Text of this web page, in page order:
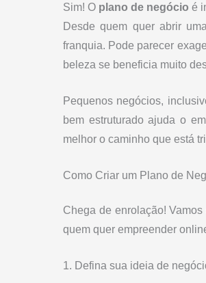
Sim! O plano de negócio é
Desde quem quer abrir
franquia. Pode parecer
beleza se beneficia muito
Pequenos negócios,
bem estruturado ajuda o
melhor o caminho que está
Como Criar um Plano de
Chega de enrolação!
quem quer empreender
1. Defina sua ideia de